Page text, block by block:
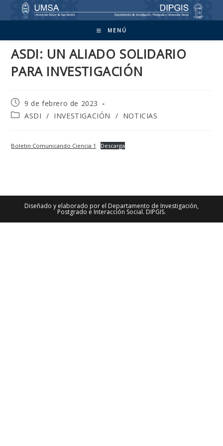
al
MENÚ
ASDI: UN ALIADO SOLIDARIO
PARA INVESTIGACIÓN
Publicación
de
la
9 de febrero de 2023
Categoría
entrada:
ASDI / INVESTIGACIÓN / NOTICIAS
Boletin Comunicando Ciencia 1 Descarga
Diseñado y elaborado por el Departamento de Investigación,
Postgrado e Interacción Social. DIPGIS.